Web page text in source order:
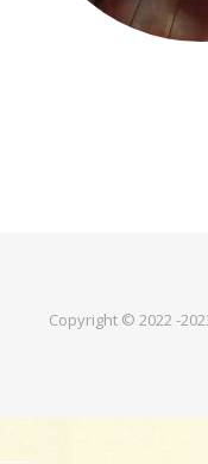
Copyright © 2022 -